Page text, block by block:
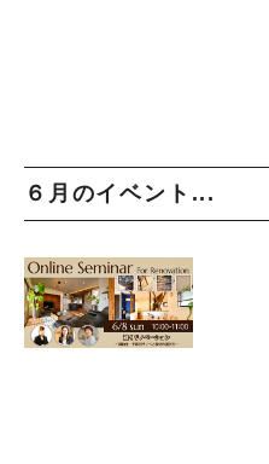
６月のイベント...